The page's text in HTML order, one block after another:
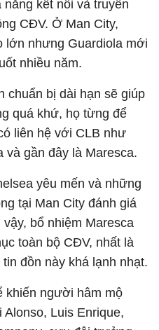
kết nối và truyền
CĐV. Ở Man City,
lớn nhưng Guardiola mới
nhiều năm.
chuẩn bị dài hạn sẽ giúp
quá khứ, họ từng để
liên hệ với CLB như
và gần đây là Maresca.
yêu mến và những
tại Man City đánh giá
bổ nhiệm Maresca
toàn bộ CĐV, nhất là
đồn này khá lạnh nhạt.
khiến người hâm mộ
Luis Enrique,